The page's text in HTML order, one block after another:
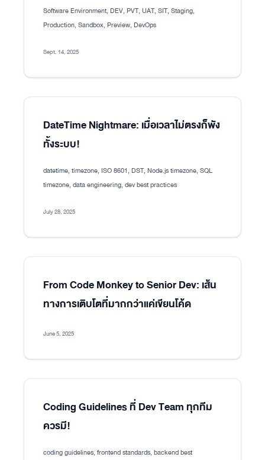
Software Environment, DEV, PVT, UAT, SIT, Staging,
Production, Sandbox, Preview, DevOps
Sept. 14, 2025
DateTime Nightmare: เมื่อเวลาไม่ตรงก็พัง
ทั้งระบบ!
datetime, timezone, ISO 8601, DST, Node.js timezone, SQL
timezone, data engineering, dev best practices
July 28, 2025
From Code Monkey to Senior Dev: เส้น
ทางการเติบโตที่มากกว่าแค่เขียนโค้ด
June 5, 2025
Coding Guidelines ที่ Dev Team ทุกทีม
ควรมี!
coding guidelines, frontend standards, backend best